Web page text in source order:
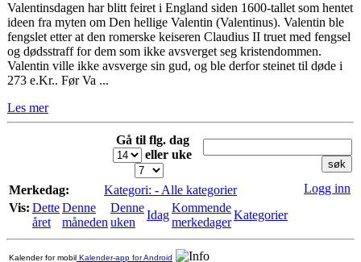
Valentinsdagen har blitt feiret i England siden 1600-tallet som hentet
ideen fra myten om Den hellige Valentin (Valentinus). Valentin ble
fengslet etter at den romerske keiseren Claudius II truet med fengsel
og dødsstraff for dem som ikke avsverget seg kristendommen.
Valentin ville ikke avsverge sin gud, og ble derfor steinet til døde i
273 e.Kr.. Før Va ...
Les mer
Gå til flg. dag
eller uke
Merkedag:
Kategori: - Alle kategorier
Vis: Dette
året
Denne
måneden
Denne
uken
Idag
Kommende
merkedager
Kategorier
Logg inn
Kalender for mobil Kalender-app for Android